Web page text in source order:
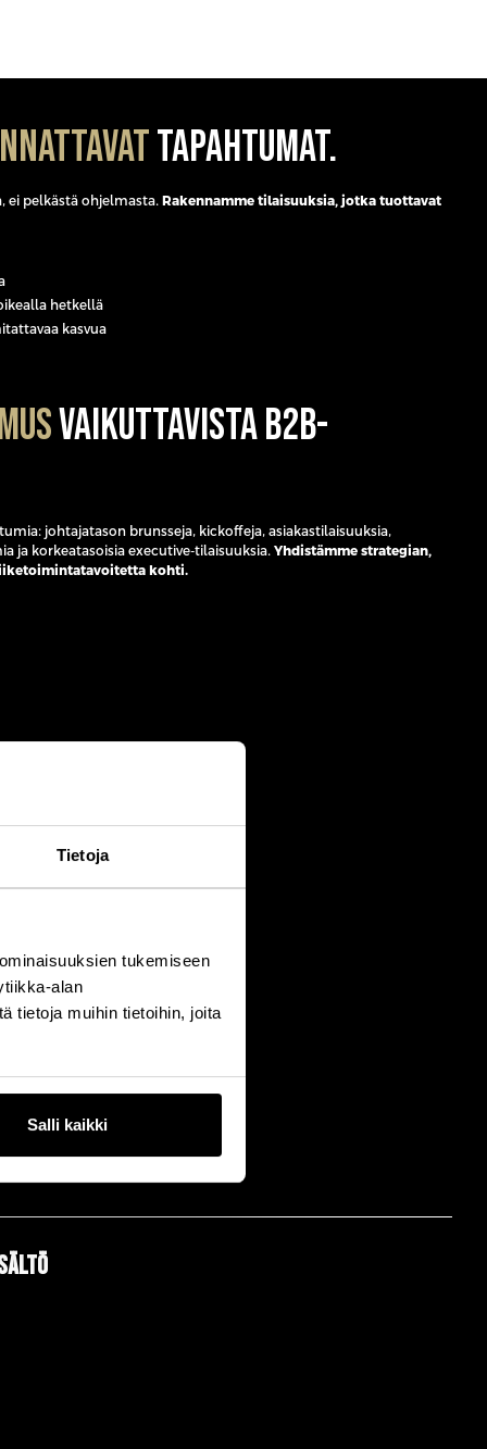
Tietoja
tukemiseen
alan
tietoja muihin tietoihin, joita
Salli kaikki
tapahtumat.
ei pelkästä ohjelmasta. Rakennamme tilaisuuksia, jotka tuottavat
hetkellä
kasvua
vaikuttavista B2B-
johtajatason brunsseja, kickoffeja, asiakastilaisuuksia,
ja korkeatasoisia executive-tilaisuuksia. Yhdistämme strategian,
kohti.